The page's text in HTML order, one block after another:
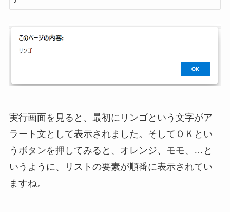
実行画面を見ると、最初にリンゴという文字がア
ラート文として表示されました。そしてＯＫとい
うボタンを押してみると、オレンジ、モモ、…と
いうように、リストの要素が順番に表示されてい
ますね。